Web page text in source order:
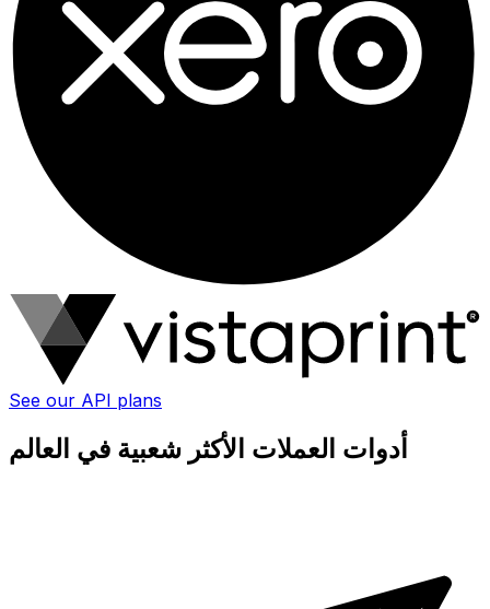
See our API plans
أدوات العملات الأكثر شعبية في العالم